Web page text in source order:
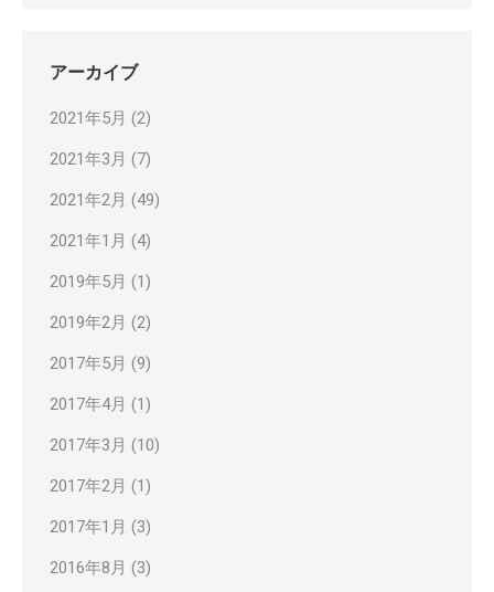
ー
アーカイブ
2021年5月 (2)
2021年3月 (7)
2021年2月 (49)
2021年1月 (4)
2019年5月 (1)
2019年2月 (2)
2017年5月 (9)
2017年4月 (1)
2017年3月 (10)
2017年2月 (1)
2017年1月 (3)
2016年8月 (3)